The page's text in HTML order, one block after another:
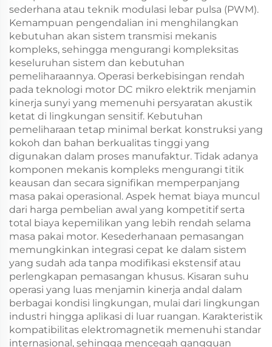
sederhana atau teknik modulasi lebar pulsa (PWM).
Kemampuan pengendalian ini menghilangkan
kebutuhan akan sistem transmisi mekanis
kompleks, sehingga mengurangi kompleksitas
keseluruhan sistem dan kebutuhan
pemeliharaannya. Operasi berkebisingan rendah
pada teknologi motor DC mikro elektrik menjamin
kinerja sunyi yang memenuhi persyaratan akustik
ketat di lingkungan sensitif. Kebutuhan
pemeliharaan tetap minimal berkat konstruksi yang
kokoh dan bahan berkualitas tinggi yang
digunakan dalam proses manufaktur. Tidak adanya
komponen mekanis kompleks mengurangi titik
keausan dan secara signifikan memperpanjang
masa pakai operasional. Aspek hemat biaya muncul
dari harga pembelian awal yang kompetitif serta
total biaya kepemilikan yang lebih rendah selama
masa pakai motor. Kesederhanaan pemasangan
memungkinkan integrasi cepat ke dalam sistem
yang sudah ada tanpa modifikasi ekstensif atau
perlengkapan pemasangan khusus. Kisaran suhu
operasi yang luas menjamin kinerja andal dalam
berbagai kondisi lingkungan, mulai dari lingkungan
industri hingga aplikasi di luar ruangan. Karakteristik
kompatibilitas elektromagnetik memenuhi standar
internasional, sehingga mencegah gangguan